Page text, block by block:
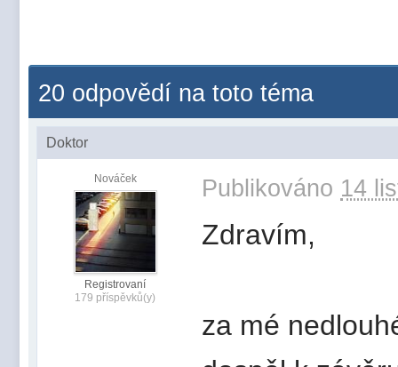
20 odpovědí na toto téma
Doktor
Nováček
Registrovaní
179 příspěvků(y)
Publikováno 14
Zdravím,
za mé